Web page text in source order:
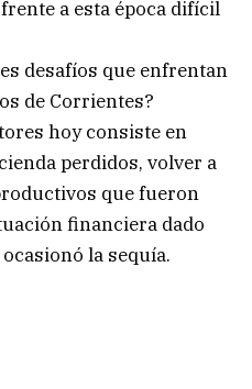
a esta época difícil
desafíos que enfrentan
de Corrientes?
hoy consiste en
perdidos, volver a
que fueron
financiera dado
la sequía.